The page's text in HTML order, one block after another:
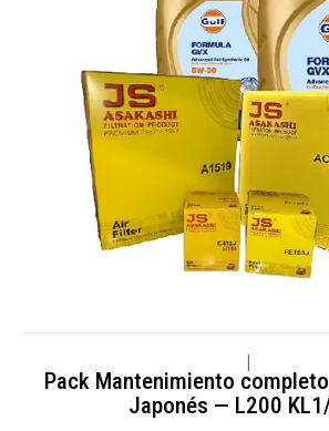
Pack Mantenimiento
Japonés — L200